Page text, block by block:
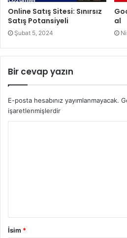
Online Satış Sitesi: Sınırsız
Satış Potansiyeli
Şubat 5, 2024
al
Bir cevap yazın
E-posta hesabınız yayımlanmayacak.
işaretlenmişlerdir
İsim *